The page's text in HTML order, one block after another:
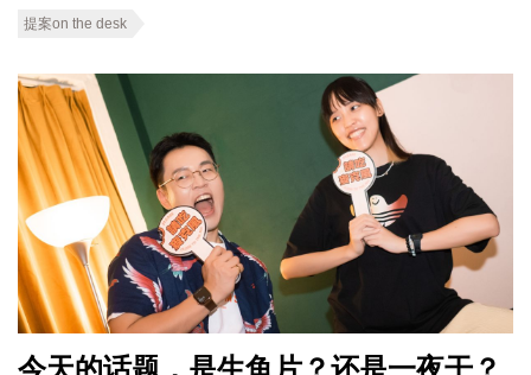
提案on the desk
今天的话题，是生鱼片？还是一夜干？